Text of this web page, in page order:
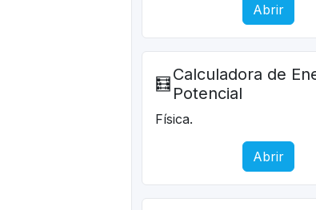
Abrir
🧮 Calculadora de
Potencial
Física.
Abrir